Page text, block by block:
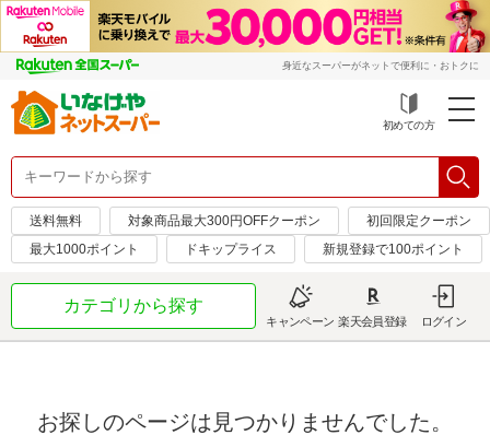
身近なスーパーがネットで便利に・おトクに
初めての方
送料無料 対象商品最大300円OFFクーポン
初回限定クーポン
最大1000ポイント
ドキップライス 新規登録で100ポイント
カテゴリから探す
キャンペーン 楽天会員登録 ログイン
お探しのページは見つかりませんでした。